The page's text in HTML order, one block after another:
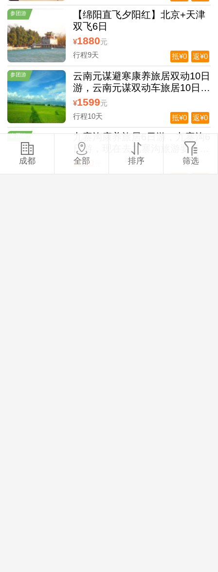
参团游
【绵阳直飞夕阳红】北京+天津
双飞6日
¥1880元
行程9天
返¥0
抵¥0
参团游
云南元谋避寒康养旅居双动10日
游，云南元谋双动车旅居10日游
纯玩团
¥1599元
行程10天
返¥0
抵¥0
参团游
九寨沟康养旅居6日游，九寨沟6
日游，现在去九寨沟旅游要多少
钱？
¥530
成都 全部 排序 筛选